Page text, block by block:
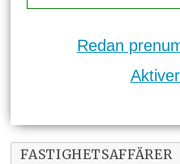
Redan
FASTIGHETSAFFÄRER